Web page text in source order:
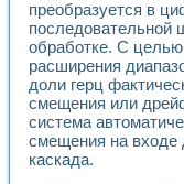
преобразуется в
последовательной
обработке. С целью
расширения
доли герц
смещения или
система
смещения на входе
каскада.